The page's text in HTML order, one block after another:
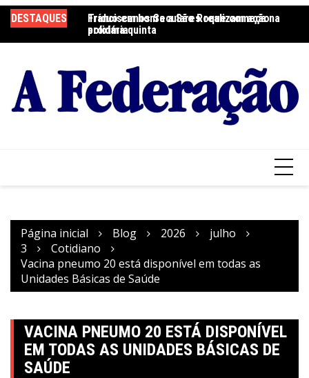
para
o
DESTAQUES
Tríduo em honra a São Roque começa na
próxima quinta
Franciscanos Seculares realizam ação
solidária
Página inicial Blog 2026
julho
3
Cotidiano
Vacina pneumo 20 está disponível em todas as
Unidades Básicas de Saúde
VACINA PNEUMO 20 ESTÁ DISPONÍVEL
EM TODAS AS UNIDADES BÁSICAS DE
SAÚDE